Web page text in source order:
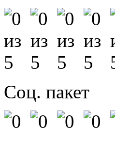
Соц. пакет